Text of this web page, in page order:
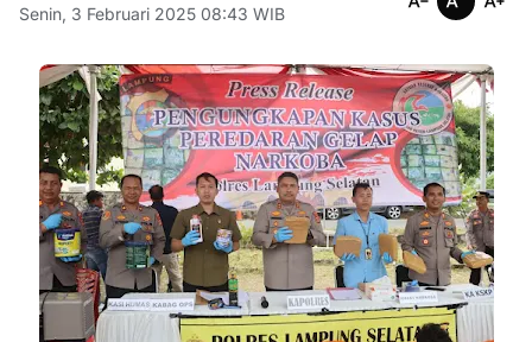
Senin, 3 Februari 2025 08:43 WIB